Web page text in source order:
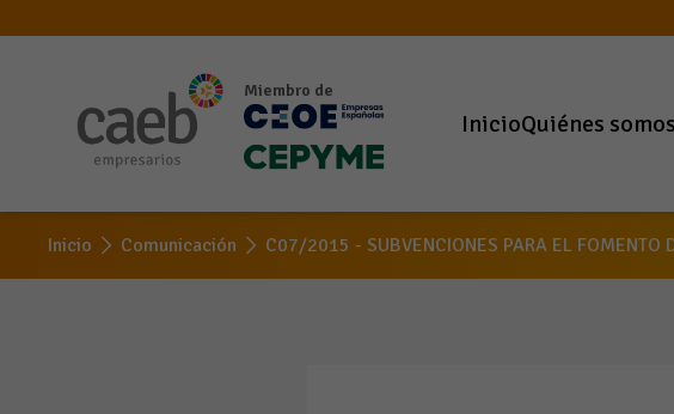
Miembro de
InicioQuiénes somos
Inicio Comunicación C07/2015 - SUBVENCIONES PARA EL FOMENTO